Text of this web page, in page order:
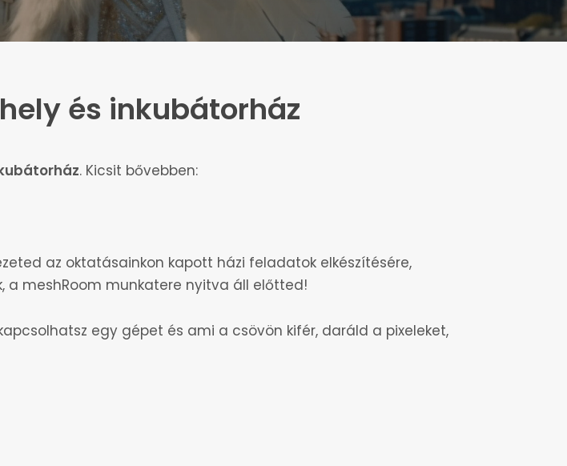
Art
játékfejlesztés
tanfolyam
Indul: 2026.10.27.
BIM átállás egyszerűen
és inkubátorház
. Kicsit bővebben:
az oktatásainkon kapott házi feladatok elkészítésére,
a meshRoom munkatere nyitva áll előtted!
egy gépet és ami a csövön kifér, daráld a pixeleket,